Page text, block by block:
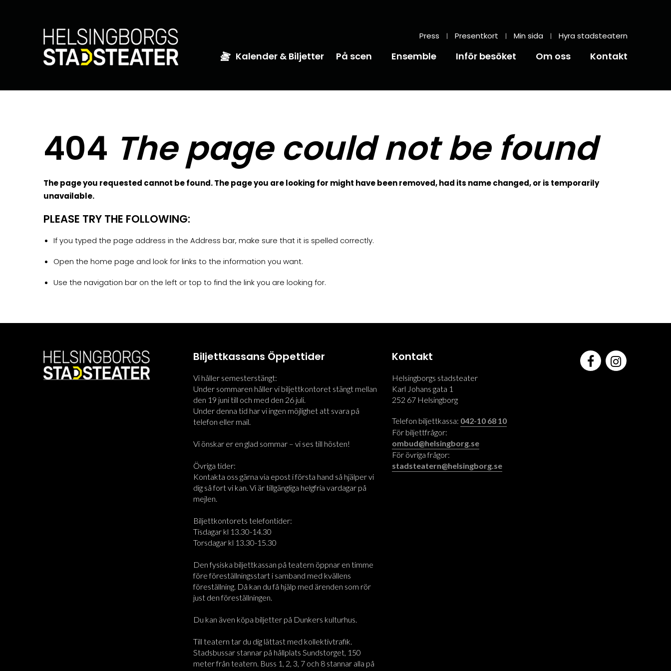
Press Presentkort Min sida Hyra stadsteatern
Kalender & Biljetter På scen Ensemble Inför besöket Om oss Kontakt
404 The page could not be found
The page you requested cannot be found. The page you are looking for might have been removed, had its name changed, or is temporarily
unavailable.
PLEASE TRY THE FOLLOWING:
If you typed the page address in the Address bar, make sure that it is spelled correctly.
Open the home page and look for links to the information you want.
Use the navigation bar on the left or top to find the link you are looking for.
Biljettkassans Öppettider
Vi håller semesterstängt:
Under sommaren håller vi biljettkontoret stängt mellan
den 19 juni till och med den 26 juli.
Under denna tid har vi ingen möjlighet att svara på
telefon eller mail.
Vi önskar er en glad sommar – vi ses till hösten!
Övriga tider:
Kontakta oss gärna via epost i första hand så hjälper vi
dig så fort vi kan. Vi är tillgängliga helgfria vardagar på
mejlen.
Biljettkontorets telefontider:
Tisdagar kl 13.30-14.30
Torsdagar kl 13.30-15.30
Den fysiska biljettkassan på teatern öppnar en timme
före föreställningsstart i samband med kvällens
föreställning. Då kan du få hjälp med ärenden som rör
just den föreställningen.
Du kan även köpa biljetter på Dunkers kulturhus.
Till teatern tar du dig lättast med kollektivtrafik.
Stadsbussar stannar på hållplats Sundstorget, 150
meter från teatern. Buss 1, 2, 3, 7 och 8 stannar alla på
Kontakt
Helsingborgs stadsteater
Karl Johans gata 1
252 67 Helsingborg
Telefon biljettkassa: 042-10 68 10
För biljettfrågor:
ombud@helsingborg.se
För övriga frågor:
stadsteatern@helsingborg.se